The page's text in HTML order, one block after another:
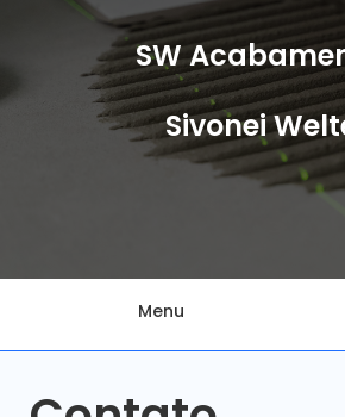
SW
Sivonei
Menu